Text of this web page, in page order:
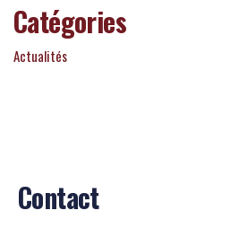
Catégories
Actualités
Contact